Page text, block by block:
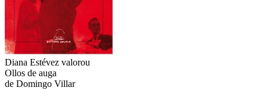
Diana Estévez valorou
Ollos de auga
de Domingo Villar